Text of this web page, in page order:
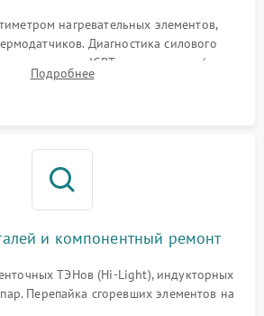
нагревательных элементов,
Диагностика силового
мостов и IGBT-транзисторов (для
кранов и газ-контроля (для газовых
Подробнее
и компонентный ремонт
ТЭНов (Hi-Light), индукторных
Перепайка сгоревших элементов на